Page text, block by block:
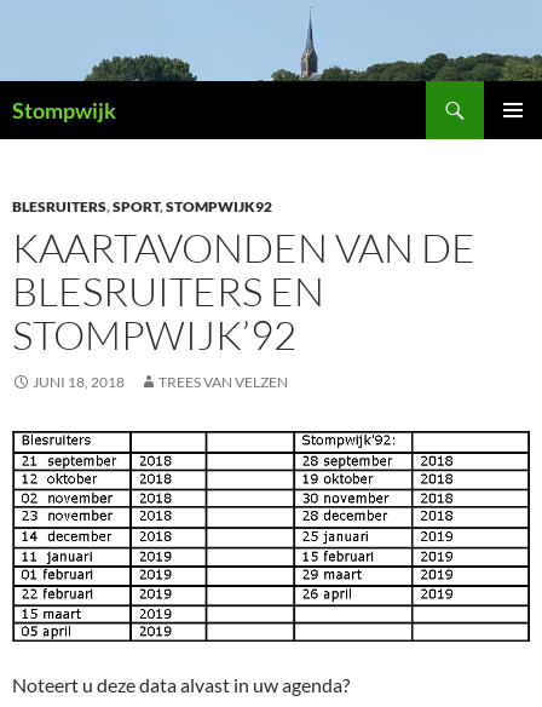
inhoud
Stompwijk
BLESRUITERS,SPORT,STOMPWIJK92
KAARTAVONDEN VAN DE
BLESRUITERS EN
STOMPWIJK’92
JUNI 18, 2018 TREES VAN VELZEN
Noteert u deze data alvast in uw agenda?